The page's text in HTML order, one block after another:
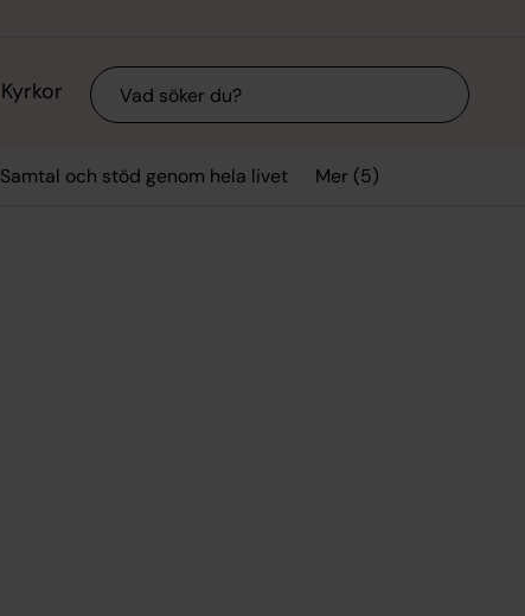
Kyrkor Sök
Samtal och stöd genom hela livet Mer (5)